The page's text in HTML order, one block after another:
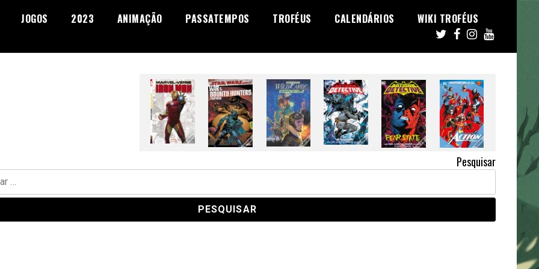
JOGOS 2023 ANIMAÇÃO PASSATEMPOS TROFÉUS CALENDÁRIOS WIKI TROFÉUS
Pesquisar